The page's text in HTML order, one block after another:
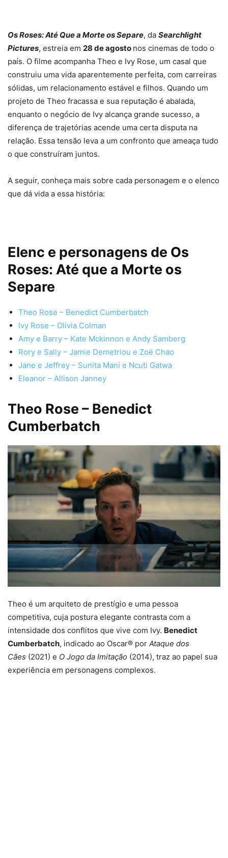
Os Roses: Até Que a Morte os Separe, da Searchlight
Pictures, estreia em 28 de agosto nos cinemas de todo o
país. O filme acompanha Theo e Ivy Rose, um casal que
construiu uma vida aparentemente perfeita, com carreiras
sólidas, um relacionamento estável e filhos. Quando um
projeto de Theo fracassa e sua reputação é abalada,
enquanto o negócio de Ivy alcança grande sucesso, a
diferença de trajetórias acende uma certa disputa na
relação. Essa tensão leva a um confronto que ameaça tudo
o que construíram juntos.
A seguir, conheça mais sobre cada personagem e o elenco
que dá vida a essa história:
Elenc e personagens de Os
Roses: Até que a Morte os
Separe
Theo Rose – Benedict Cumberbatch
Ivy Rose – Olivia Colman
Amy e Barry – Kate Mckinnon e Andy Samberg
Rory e Sally – Jamie Demetriou e Zoë Chao
Jane e Jeffrey – Sunita Mani e Ncuti Gatwa
Eleanor – Allison Janney
Theo Rose – Benedict
Cumberbatch
Theo é um arquiteto de prestígio e uma pessoa
competitiva, cuja postura elegante contrasta com a
intensidade dos conflitos que vive com Ivy. Benedict
Cumberbatch, indicado ao Oscar® por Ataque dos
Cães (2021) e O Jogo da Imitação (2014), traz ao papel sua
experiência em personagens complexos.